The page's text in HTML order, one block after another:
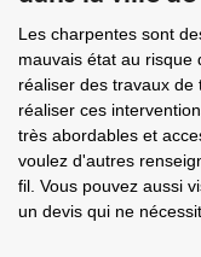
Les charpentes sont
mauvais état au risque
réaliser des travaux
réaliser ces
très abordables et
voulez d'autres
fil. Vous pouvez aussi
un devis qui ne